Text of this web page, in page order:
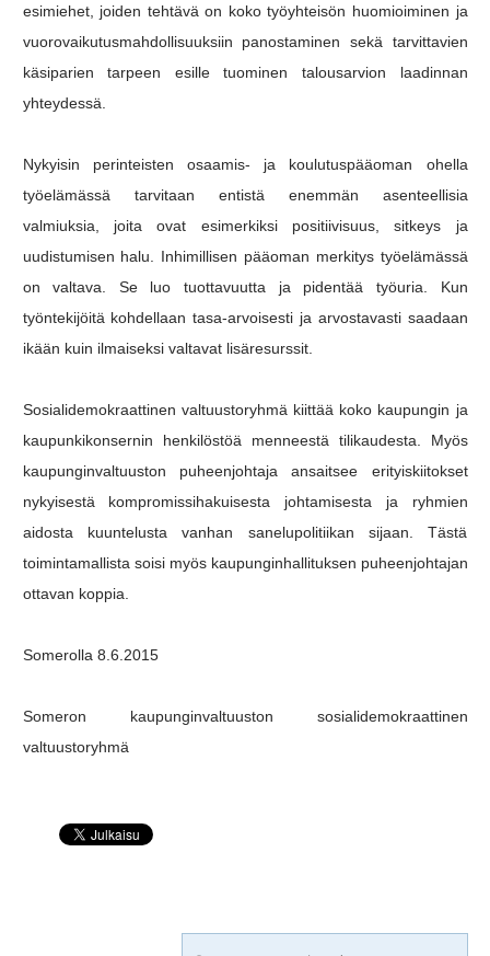
esimiehet, joiden tehtävä on koko työyhteisön huomioiminen ja
vuorovaikutusmahdollisuuksiin panostaminen sekä tarvittavien
käsiparien tarpeen esille tuominen talousarvion laadinnan
yhteydessä.
Nykyisin perinteisten osaamis- ja koulutuspääoman ohella
työelämässä tarvitaan entistä enemmän asenteellisia
valmiuksia, joita ovat esimerkiksi positiivisuus, sitkeys ja
uudistumisen halu. Inhimillisen pääoman merkitys työelämässä
on valtava. Se luo tuottavuutta ja pidentää työuria. Kun
työntekijöitä kohdellaan tasa-arvoisesti ja arvostavasti saadaan
ikään kuin ilmaiseksi valtavat lisäresurssit.
Sosialidemokraattinen valtuustoryhmä kiittää koko kaupungin ja
kaupunkikonsernin henkilöstöä menneestä tilikaudesta. Myös
kaupunginvaltuuston puheenjohtaja ansaitsee erityiskiitokset
nykyisestä kompromissihakuisesta johtamisesta ja ryhmien
aidosta kuuntelusta vanhan sanelupolitiikan sijaan. Tästä
toimintamallista soisi myös kaupunginhallituksen puheenjohtajan
ottavan koppia.
Somerolla 8.6.2015
Someron kaupunginvaltuuston sosialidemokraattinen
valtuustoryhmä